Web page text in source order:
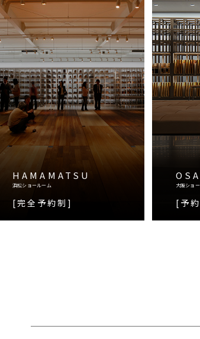
HAMAMATSU
浜松ショールーム
[完全予約制]
大阪ショ
[予